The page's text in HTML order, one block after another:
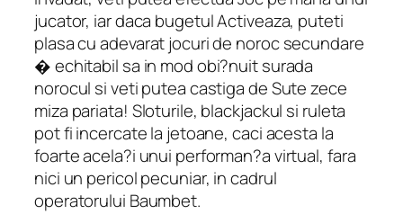
jucator, iar daca bugetul Activeaza, puteti
plasa cu adevarat jocuri de noroc secundare
� echitabil sa in mod obi?nuit surada
norocul si veti putea castiga de Sute zece
miza pariata! Sloturile, blackjackul si ruleta
pot fi incercate la jetoane, caci acesta la
foarte acela?i unui performan?a virtual, fara
nici un pericol pecuniar, in cadrul
operatorului Baumbet.